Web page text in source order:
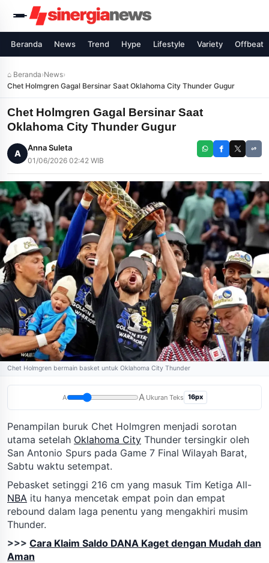
Beranda News Trend Hype Lifestyle Variety Offbeat
⌂ Beranda›News›
Chet Holmgren Gagal Bersinar Saat Oklahoma City Thunder Gugur
Chet Holmgren Gagal Bersinar Saat
Oklahoma City Thunder Gugur
A
Anna Suleta
01/06/2026 02:42 WIB
Chet Holmgren bermain basket untuk Oklahoma City Thunder
A A Ukuran Teks 16px
Penampilan buruk Chet Holmgren menjadi sorotan
utama setelah Oklahoma City Thunder tersingkir oleh
San Antonio Spurs pada Game 7 Final Wilayah Barat,
Sabtu waktu setempat.
Pebasket setinggi 216 cm yang masuk Tim Ketiga All-
NBA itu hanya mencetak empat poin dan empat
rebound dalam laga penentu yang mengakhiri musim
Thunder.
>>> Cara Klaim Saldo DANA Kaget dengan Mudah dan
Aman